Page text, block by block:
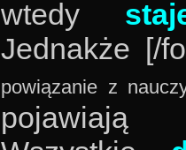
wtedy
Jednakże [/
powiązanie z